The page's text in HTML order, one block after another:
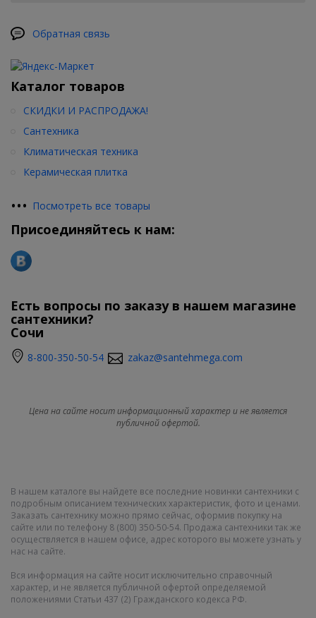
Обратная связь
Каталог товаров
СКИДКИ И РАСПРОДАЖА!
Сантехника
Климатическая техника
Керамическая плитка
••• Посмотреть все товары
Присоединяйтесь к нам:
Есть вопросы по заказу в нашем магазине
сантехники?
Сочи
8-800-350-50-54 zakaz@santehmega.com
Цена на сайте носит информационный характер и не является
публичной офертой.
В нашем каталоге вы найдете все последние новинки сантехники с
подробным описанием технических характеристик, фото и ценами.
Заказать сантехнику можно прямо сейчас, оформив покупку на
сайте или по телефону 8 (800) 350-50-54. Продажа сантехники так же
осуществляется в нашем офисе, адрес которого вы можете узнать у
нас на сайте.
Вся информация на сайте носит исключительно справочный
характер, и не является публичной офертой определяемой
положениями Статьи 437 (2) Гражданского кодекса РФ.